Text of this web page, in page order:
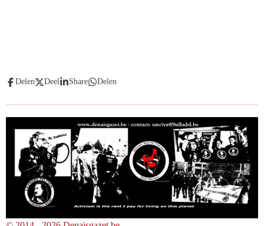
Delen Deel Share Delen